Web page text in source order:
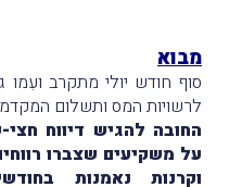
מבוא
סוף חודש יולי מתקרב
לרשויות המס ותשלום
החובה להגיש דיווח
על משקיעים שצברו